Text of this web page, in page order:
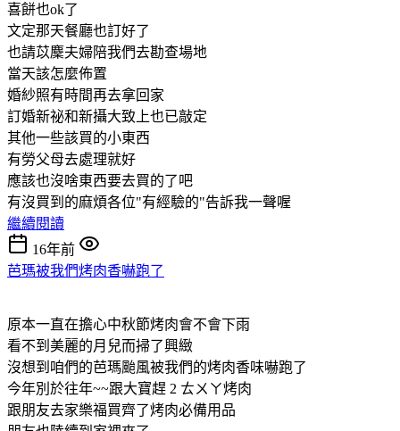
喜餅也ok了
文定那天餐廳也訂好了
也請苡麇夫婦陪我們去勘查場地
當天該怎麼佈置
婚紗照有時間再去拿回家
訂婚新祕和新攝大致上也已敲定
其他一些該買的小東西
有勞父母去處理就好
應該也沒啥東西要去買的了吧
有沒買到的麻煩各位"有經驗的"告訴我一聲喔
繼續閱讀
16年前
芭瑪被我們烤肉香嚇跑了
原本一直在擔心中秋節烤肉會不會下雨
看不到美麗的月兒而掃了興緻
沒想到咱們的芭瑪颱風被我們的烤肉香味嚇跑了
今年別於往年~~跟大寶趕 2 ㄊㄨㄚ烤肉
跟朋友去家樂福買齊了烤肉必備用品